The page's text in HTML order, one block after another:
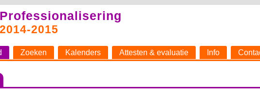
Professionalisering
2014-2015
Zoeken Kalenders Attesten & evaluatie Info